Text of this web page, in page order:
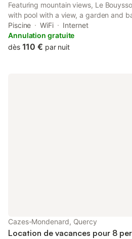
Featuring mountain views, Le
with pool with a view, a garden and
16 km from Roucous Golf Course.
Piscine WiFi
Internet
Annulation gratuite
dès 110 € par nuit
Cazes-Mondenard, Quercy
Location de vacances pour 8